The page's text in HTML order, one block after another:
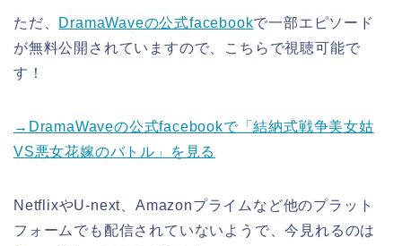
ただ、 DramaWaveの公式facebookで一部エピソード
が無料公開されていますので、こちらで視聴可能で
す！
→DramaWaveの公式facebookで「結納式戦争美女姑
VS悪女花嫁のバトル」を見る
NetflixやU-next、Amazonプライムなど他のプラット
フォームでも配信されていないようで、今見れるのは